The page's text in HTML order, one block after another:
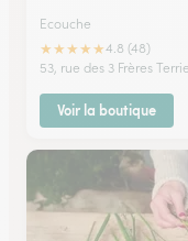
Ecouche
★★★★★4.8 (48)
53, rue des 3 Frères
Voir la boutique